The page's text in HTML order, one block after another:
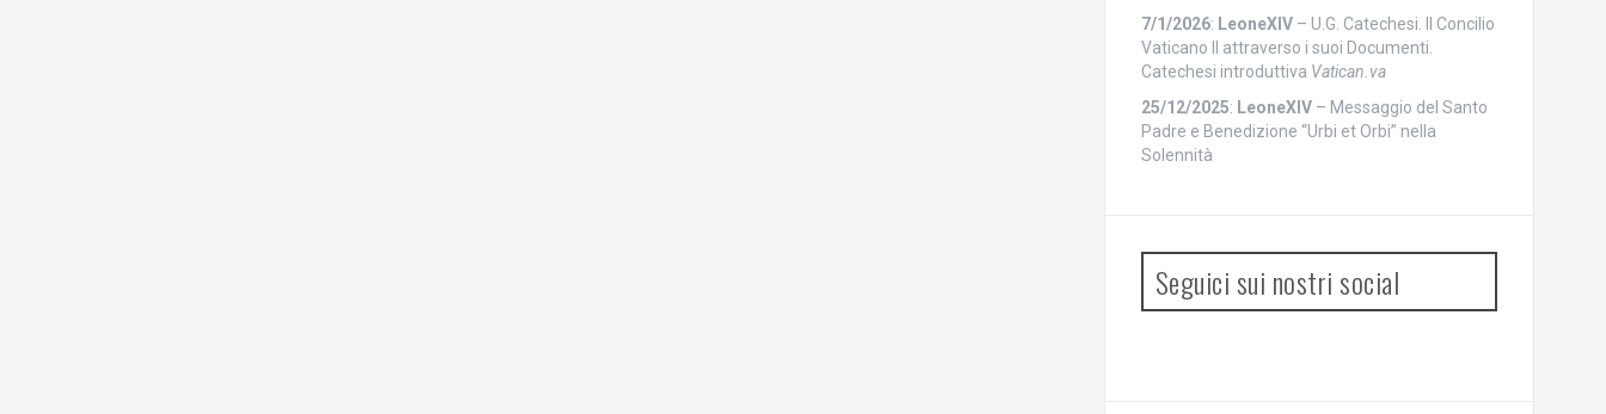
7/1/2026: LeoneXIV– U.G. Catechesi. Il Concilio
Vaticano II attraverso i suoi Documenti.
Catechesi introduttiva Vatican.va
25/12/2025: LeoneXIV– Messaggio del Santo
Padre e Benedizione “Urbi et Orbi” nella
Solennità
Seguici sui nostri social